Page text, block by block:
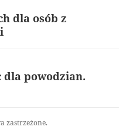
dla osób z
dla powodzian.
zastrzeżone.